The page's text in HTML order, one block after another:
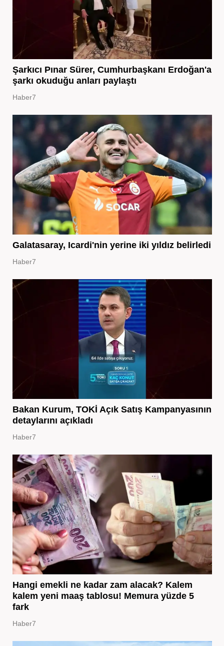
Şarkıcı Pınar Sürer, Cumhurbaşkanı Erdoğan'a
şarkı okuduğu anları paylaştı
Haber7
Galatasaray, Icardi'nin yerine iki yıldız belirledi
Haber7
Bakan Kurum, TOKİ Açık Satış Kampanyasının
detaylarını açıkladı
Haber7
Hangi emekli ne kadar zam alacak? Kalem
kalem yeni maaş tablosu! Memura yüzde 5
fark
Haber7